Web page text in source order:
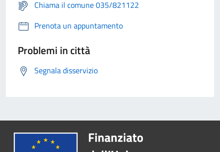
Chiama il comune 035/821122
Prenota un appuntamento
Problemi in città
Segnala disservizio